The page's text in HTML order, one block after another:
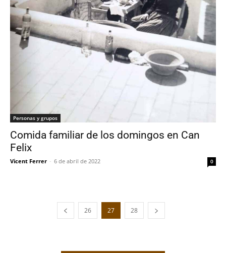
Personas y grupos
Comida familiar de los domingos en Can
Felix
Vicent Ferrer - 6 de abril de 2022 0
26 27 28